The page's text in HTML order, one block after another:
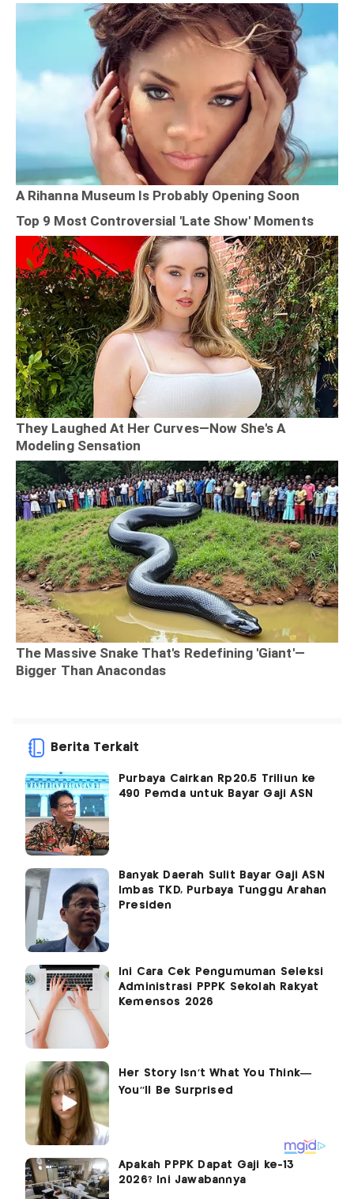
Berita Terkait
Purbaya Cairkan Rp20,5 Triliun ke
490 Pemda untuk Bayar Gaji ASN
Banyak Daerah Sulit Bayar Gaji ASN
Imbas TKD, Purbaya Tunggu Arahan
Presiden
Ini Cara Cek Pengumuman Seleksi
Administrasi PPPK Sekolah Rakyat
Kemensos 2026
Apakah PPPK Dapat Gaji ke-13
2026? Ini Jawabannya